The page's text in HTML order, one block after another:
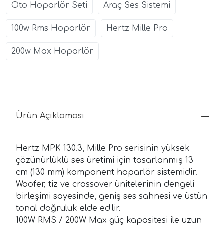
Oto Hoparlör Seti Araç Ses Sistemi
100w Rms Hoparlör Hertz Mille Pro
200w Max Hoparlör
Ürün Açıklaması
Hertz MPK 130.3, Mille Pro serisinin yüksek
çözünürlüklü ses üretimi için tasarlanmış 13
cm (130 mm) komponent hoparlör sistemidir.
Woofer, tiz ve crossover ünitelerinin dengeli
birleşimi sayesinde, geniş ses sahnesi ve üstün
tonal doğruluk elde edilir.
100W RMS / 200W Max güç kapasitesi ile uzun